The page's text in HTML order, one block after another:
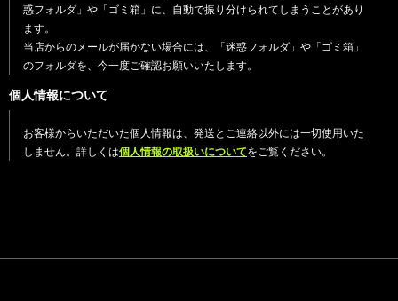
惑フォルダ」や「ゴミ箱」に、自動で振り分けられてしまうことがあり
ます。
当店からのメールが届かない場合には、「迷惑フォルダ」や「ゴミ箱」
のフォルダを、今一度ご確認お願いいたします。
個人情報について
お客様からいただいた個人情報は、発送とご連絡以外には一切使用いた
しません。詳しくは個人情報の取扱いについてをご覧ください。